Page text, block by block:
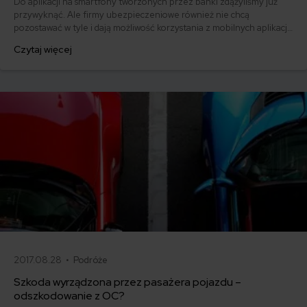
przywyknąć. Ale firmy ubezpieczeniowe również nie chcą
pozostawać w tyle i dają możliwość korzystania z mobilnych aplikacji.
instytucje sektora ubezpieczeniowego i sprawdzić, które mogą być
Czytaj więcej
2017.08.28 • Podróże
Szkoda wyrządzona przez pasażera pojazdu –
odszkodowanie z OC?